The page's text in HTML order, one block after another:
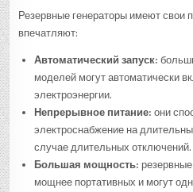
Резервные генераторы имеют свои
впечатляют:
Автоматический запуск:
моделей могут автоматически
электроэнергии.
Непрерывное питание: они
электроснабжение на
случае длительных отключений.
Большая мощность:
мощнее портативных и могут